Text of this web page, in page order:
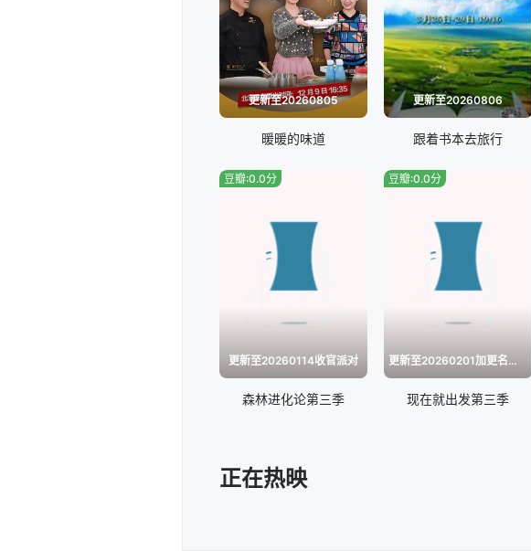
20260521沉浸版
20260531第10期
更新至20260805
暖暖的味道
更新至20260806
跟着书本去旅行
更新至20260114收官派对
豆瓣:0.0分
森林进化论第三季
更新至20260201加更名场面特辑
豆瓣:0.0分
现在就出发第三季
正在热映